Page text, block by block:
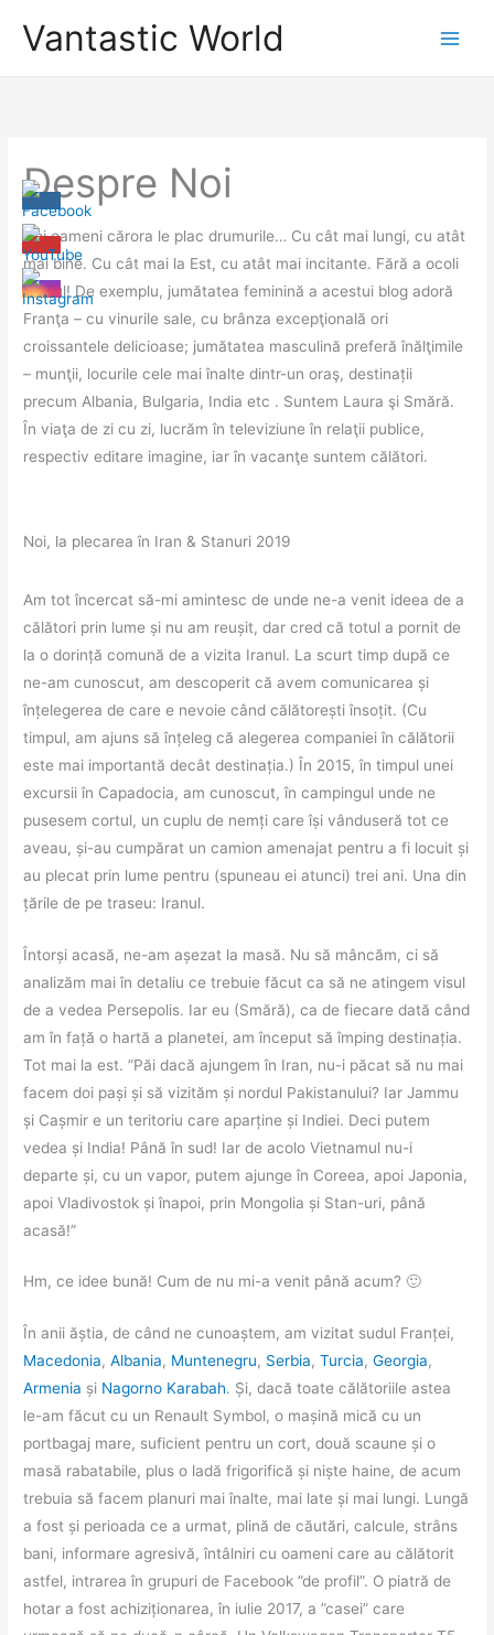
Vantastic World
Despre Noi
Doi oameni cărora le plac drumurile… Cu cât mai lungi, cu atât
mai bine. Cu cât mai la Est, cu atât mai incitante. Fără a ocoli
Vestul! De exemplu, jumătatea feminină a acestui blog adoră
Franţa – cu vinurile sale, cu brânza excepţională ori
croissantele delicioase; jumătatea masculină preferă înălţimile
– munţii, locurile cele mai înalte dintr-un oraş, destinații
precum Albania, Bulgaria, India etc . Suntem Laura şi Smără.
În viaţa de zi cu zi, lucrăm în televiziune în relaţii publice,
respectiv editare imagine, iar în vacanţe suntem călători.
Noi, la plecarea în Iran & Stanuri 2019
Am tot încercat să-mi amintesc de unde ne-a venit ideea de a
călători prin lume și nu am reușit, dar cred că totul a pornit de
la o dorință comună de a vizita Iranul. La scurt timp după ce
ne-am cunoscut, am descoperit că avem comunicarea și
înțelegerea de care e nevoie când călătorești însoțit. (Cu
timpul, am ajuns să înțeleg că alegerea companiei în călătorii
este mai importantă decât destinația.) În 2015, în timpul unei
excursii în Capadocia, am cunoscut, în campingul unde ne
pusesem cortul, un cuplu de nemți care își vânduseră tot ce
aveau, și-au cumpărat un camion amenajat pentru a fi locuit și
au plecat prin lume pentru (spuneau ei atunci) trei ani. Una din
țările de pe traseu: Iranul.
Întorși acasă, ne-am așezat la masă. Nu să mâncăm, ci să
analizăm mai în detaliu ce trebuie făcut ca să ne atingem visul
de a vedea Persepolis. Iar eu (Smără), ca de fiecare dată când
am în față o hartă a planetei, am început să împing destinația.
Tot mai la est. ”Păi dacă ajungem în Iran, nu-i păcat să nu mai
facem doi pași și să vizităm și nordul Pakistanului? Iar Jammu
și Cașmir e un teritoriu care aparține și Indiei. Deci putem
vedea și India! Până în sud! Iar de acolo Vietnamul nu-i
departe și, cu un vapor, putem ajunge în Coreea, apoi Japonia,
apoi Vladivostok și înapoi, prin Mongolia și Stan-uri, până
acasă!”
Hm, ce idee bună! Cum de nu mi-a venit până acum? 🙂
În anii ăștia, de când ne cunoaștem, am vizitat sudul Franței,
Macedonia,Albania, Muntenegru, Serbia,Turcia,Georgia,
Armenia și Nagorno Karabah. Și, dacă toate călătoriile astea
le-am făcut cu un Renault Symbol, o mașină mică cu un
portbagaj mare, suficient pentru un cort, două scaune și o
masă rabatabile, plus o ladă frigorifică și niște haine, de acum
trebuia să facem planuri mai înalte, mai late și mai lungi. Lungă
a fost și perioada ce a urmat, plină de căutări, calcule, strâns
bani, informare agresivă, întâlniri cu oameni care au călătorit
astfel, intrarea în grupuri de Facebook ”de profil”. O piatră de
hotar a fost achiziționarea, în iulie 2017, a ”casei” care